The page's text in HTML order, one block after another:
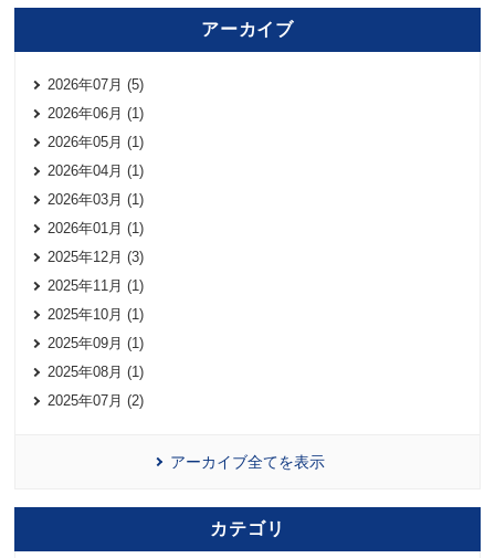
アーカイブ
2026年07月 (5)
2026年06月 (1)
2026年05月 (1)
2026年04月 (1)
2026年03月 (1)
2026年01月 (1)
2025年12月 (3)
2025年11月 (1)
2025年10月 (1)
2025年09月 (1)
2025年08月 (1)
2025年07月 (2)
アーカイブ全てを表示
カテゴリ